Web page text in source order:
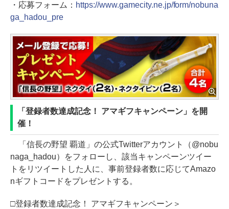
・応募フォーム： https://www.gamecity.ne.jp/form/nobuna
ga_hadou_pre
「登録者数達成記念！ アマギフキャンペーン」を開
催！
「信長の野望 覇道」の公式Twitterアカウント（@nobu
naga_hadou）をフォローし、該当キャンペーンツイー
トをリツイートした人に、事前登録者数に応じてAmazo
nギフトコードをプレゼントする。
□登録者数達成記念！ アマギフキャンペーン＞